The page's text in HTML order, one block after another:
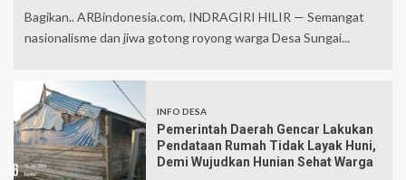
Bagikan.. ARBindonesia.com, INDRAGIRI HILIR — Semangat
nasionalisme dan jiwa gotong royong warga Desa Sungai...
INFO DESA
Pemerintah Daerah Gencar Lakukan
Pendataan Rumah Tidak Layak Huni,
Demi Wujudkan Hunian Sehat Warga